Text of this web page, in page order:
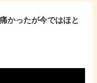
かったが今ではほと